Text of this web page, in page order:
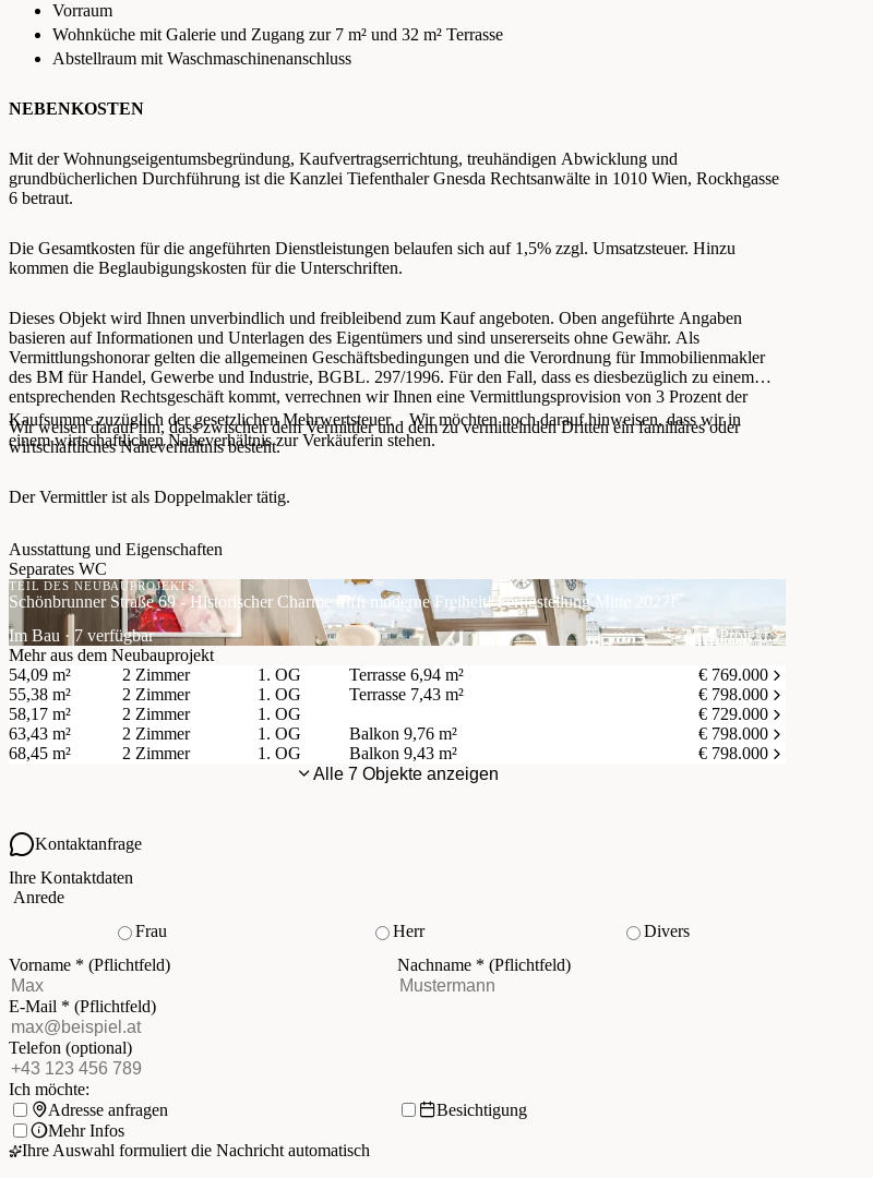
Vorraum
Wohnküche mit Galerie und Zugang zur 7 m² und 32 m² Terrasse
Abstellraum mit Waschmaschinenanschluss
NEBENKOSTEN
Mit der Wohnungseigentumsbegründung, Kaufvertragserrichtung, treuhändigen Abwicklung und
grundbücherlichen Durchführung ist die Kanzlei Tiefenthaler Gnesda Rechtsanwälte in 1010 Wien, Rockhgasse
6 betraut.
Die Gesamtkosten für die angeführten Dienstleistungen belaufen sich auf 1,5% zzgl. Umsatzsteuer. Hinzu
kommen die Beglaubigungskosten für die Unterschriften.
Dieses Objekt wird Ihnen unverbindlich und freibleibend zum Kauf angeboten. Oben angeführte Angaben
basieren auf Informationen und Unterlagen des Eigentümers und sind unsererseits ohne Gewähr. Als
Vermittlungshonorar gelten die allgemeinen Geschäftsbedingungen und die Verordnung für Immobilienmakler
des BM für Handel, Gewerbe und Industrie, BGBL. 297/1996. Für den Fall, dass es diesbezüglich zu einem
entsprechenden Rechtsgeschäft kommt, verrechnen wir Ihnen eine Vermittlungsprovision von 3 Prozent der
Kaufsumme zuzüglich der gesetzlichen Mehrwertsteuer. Wir möchten noch darauf hinweisen, dass wir in
einem wirtschaftlichen Naheverhältnis zur Verkäuferin stehen.
Wir weisen darauf hin, dass zwischen dem Vermittler und dem zu vermittelnden Dritten ein familiäres oder
wirtschaftliches Naheverhältnis besteht.
Der Vermittler ist als Doppelmakler tätig.
Ausstattung und Eigenschaften
Separates WC
TEIL DES NEUBAUPROJEKTS
Schönbrunner Straße 69 - Historischer Charme trifft moderne Freiheit! Fertigstellung Mitte 2027!
Im Bau · 7 verfügbar
Zum Projekt
Mehr aus dem Neubauprojekt
54,09 m²
2 Zimmer 1. OG Terrasse 6,94 m²
€ 769.000
55,38 m²
2 Zimmer 1. OG Terrasse 7,43 m²
€ 798.000
58,17 m²
2 Zimmer 1. OG
€ 729.000
63,43 m²
2 Zimmer 1. OG Balkon 9,76 m²
€ 798.000
68,45 m²
2 Zimmer 1. OG Balkon 9,43 m²
€ 798.000
Alle 7 Objekte anzeigen
Kontaktanfrage
Ihre Kontaktdaten
Anrede
Frau
Herr
Divers
Vorname * (Pflichtfeld) Nachname * (Pflichtfeld)
E-Mail * (Pflichtfeld)
Telefon (optional)
Ich möchte:
Adresse anfragen
Besichtigung
Mehr Infos
Ihre Auswahl formuliert die Nachricht automatisch